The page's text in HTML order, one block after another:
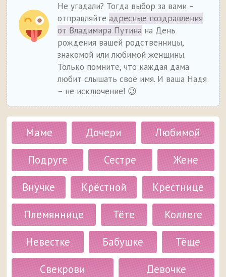
Не угадали? Тогда выбор за вами –
отправляйтеадресные поздравления
от Владимира Путина на День
рождения вашей родственницы,
знакомой или любимой женщины.
Только помните, что каждая дама
любит слышать своё имя. И ваша Надя
– не исключение! 😉
Маме Дочери
Любимой
Подруге
Сестре
Жене
Внучке
Крёстной
Крестнице
Племяннице
Тёте
Коллеге
Невестке
Бабушке
Тёще
Свекрови
Девочке